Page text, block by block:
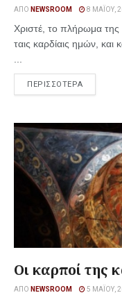
ΑΠΌ NEWSROOM 8 ΜΑΪ́ΟΥ,
Χριστέ, το πλήρωμα της
ταις καρδίαις ημών,
ΠΕΡΙΣΣΟΤΕΡΑ
Οι καρποί της
ΑΠΌ NEWSROOM 5 ΜΑΪ́ΟΥ,